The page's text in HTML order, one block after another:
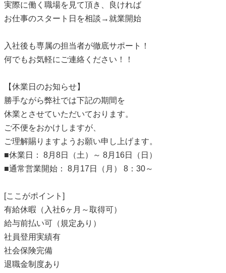
実際に働く職場を見て頂き、良ければ
お仕事のスタート日を相談→就業開始
入社後も専属の担当者が徹底サポート！
何でもお気軽にご連絡ください！！
【休業日のお知らせ】
勝手ながら弊社では下記の期間を
休業とさせていただいております。
ご不便をおかけしますが、
ご理解賜りますようお願い申し上げます。
■休業日： 8月8日（土）～ 8月16日（日）
■通常営業開始： 8月17日（月） 8：30～
[ここがポイント]
有給休暇（入社6ヶ月～取得可）
給与前払い可（規定あり）
社員登用実績有
社会保険完備
退職金制度あり